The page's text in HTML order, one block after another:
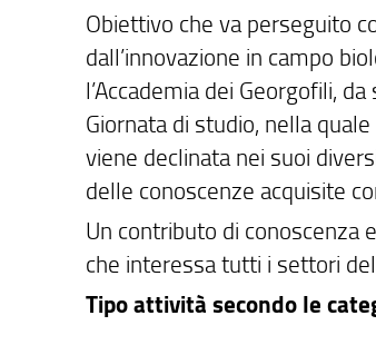
Obiettivo che va perseguito
dall’innovazione in campo
l’Accademia dei Georgofili,
Giornata di studio, nella
viene declinata nei suoi
delle conoscenze acquisite
Un contributo di conoscenza
che interessa tutti i settori
Tipo attività secondo le